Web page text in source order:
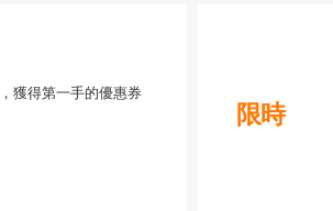
獲得第一手的優惠券
限時